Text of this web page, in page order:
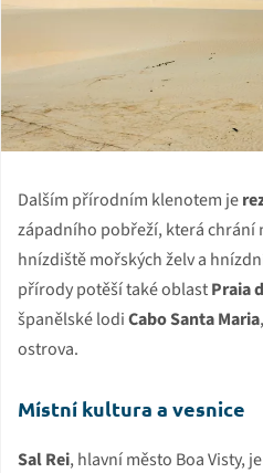
Dalším přírodním klenotem je
západního pobřeží, která chrání
hnízdiště mořských želv a
přírody potěší také oblastPraia
španělské lodiCabo Santa Maria
ostrova.
Místní kultura a vesnice
Sal Rei, hlavní město Boa Visty,